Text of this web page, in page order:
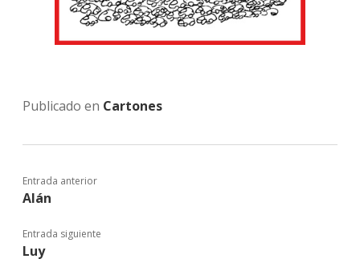
Publicado en Cartones
Entrada anterior
Alán
Entrada siguiente
Luy